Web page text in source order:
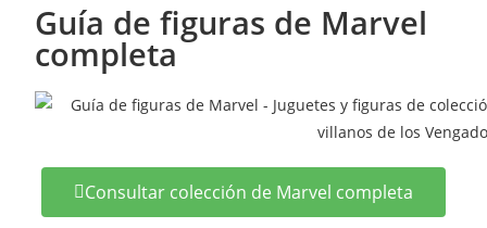
Guía de figuras de Marvel
completa
Consultar colección de Marvel completa